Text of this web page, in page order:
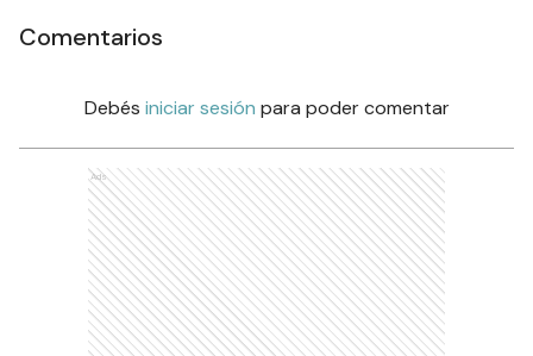
Comentarios
Debés iniciar sesión para poder comentar
Ads